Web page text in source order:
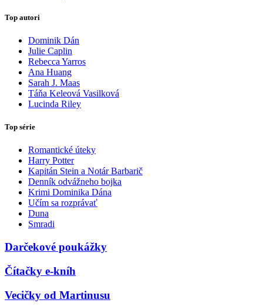
Top autori
Dominik Dán
Julie Caplin
Rebecca Yarros
Ana Huang
Sarah J. Maas
Táňa Keleová Vasilková
Lucinda Riley
Top série
Romantické úteky
Harry Potter
Kapitán Stein a Notár Barbarič
Denník odvážneho bojka
Krimi Dominika Dána
Učím sa rozprávať
Duna
Smradi
Darčekové poukážky
Čítačky e-kníh
Vecičky od Martinusu